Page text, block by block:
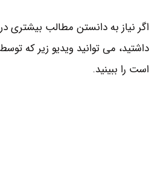
اگر نیاز به دانستن مطالب
داشتید، می توانید ویدیو زیر که
است را ببینید.